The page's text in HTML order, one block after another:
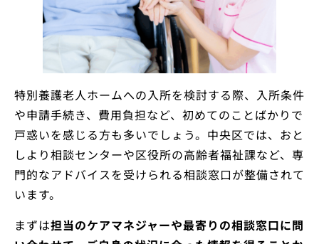
特別養護老人ホームへの入所を検討する際、入所条件
や申請手続き、費用負担など、初めてのことばかりで
戸惑いを感じる方も多いでしょう。中央区では、おと
しより相談センターや区役所の高齢者福祉課など、専
門的なアドバイスを受けられる相談窓口が整備されて
います。
まずは担当のケアマネジャーや最寄りの相談窓口に問